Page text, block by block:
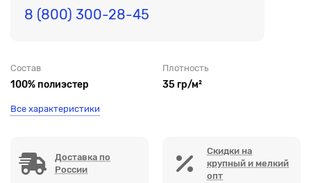
8 (800) 300-28-45
Состав
100% полиэстер
Плотность
35 гр/м²
Все характеристики
Доставка по
России
Скидки на
крупный и мелкий
опт